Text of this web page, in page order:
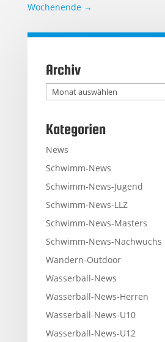
Wochenende→
Archiv
Archiv
Kategorien
News
Schwimm-News
Schwimm-News-Jugend
Schwimm-News-LLZ
Schwimm-News-Masters
Schwimm-News-Nachwuchs
Wandern-Outdoor
Wasserball-News
Wasserball-News-Herren
Wasserball-News-U10
Wasserball-News-U12